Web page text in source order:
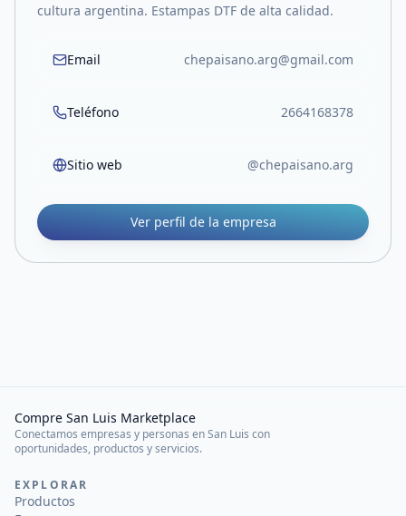
cultura argentina. Estampas DTF de alta calidad.
Email chepaisano.arg@gmail.com
Teléfono 2664168378
Sitio web @chepaisano.arg
Ver perfil de la empresa
Compre San Luis Marketplace
Conectamos empresas y personas en San Luis con
oportunidades, productos y servicios.
EXPLORAR
Productos